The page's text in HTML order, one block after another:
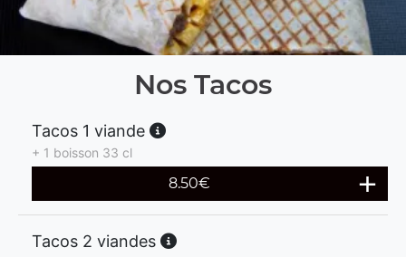
Nos Tacos
Tacos 1 viande
+ 1 boisson 33 cl
8.50€
Tacos 2 viandes